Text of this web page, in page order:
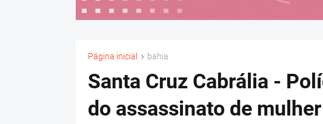
Página inicial bahia
Santa Cruz Cabrália -
do assassinato de